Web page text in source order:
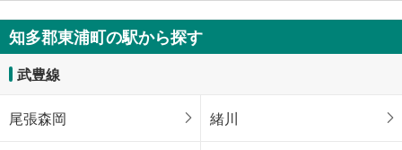
4LDK
128m2（登記）
愛知県知多郡東浦町大字石浜字平池上
知多郡東浦町の駅から探す
武豊線
尾張森岡 緒川